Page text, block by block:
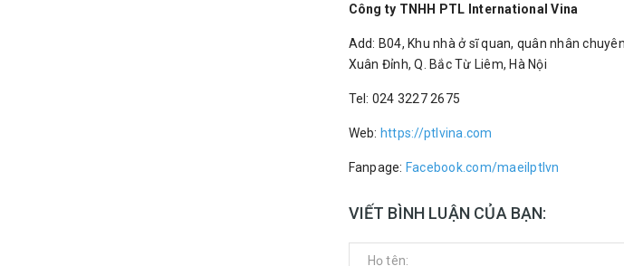
Công ty TNHH PTL International Vina
Add: B04, Khu nhà ở sĩ quan, quân nhân
Xuân Đỉnh, Q. Bắc Từ Liêm, Hà Nội
Tel: 024 3227 2675
Web: https://ptlvina.com
Fanpage: Facebook.com/maeilptlvn
VIẾT BÌNH LUẬN CỦA BẠN: